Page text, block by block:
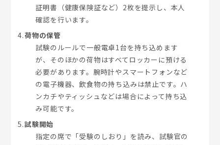
証明書（健康保険証など）2枚を提示し、本人
確認を行います。
荷物の保管
試験のルールで一般電卓1台を持ち込めます
が、そのほかの荷物はすべてロッカーに預ける
必要があります。腕時計やスマートフォンなど
の電子機器、飲食物の持ち込みは禁止です。ハ
ンカチやティッシュなどは場合によって持ち込
み可能です。
試験開始
指定の席で「受験のしおり」を読み、試験官の